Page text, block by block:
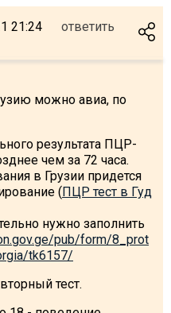
21:24 ответить
можно авиа, по
результата ПЦР-
чем за 72 часа.
в Грузии придется
(ПЦР тест в Гуд
нужно заполнить
pub/form/8_prot
tk6157/
тест.